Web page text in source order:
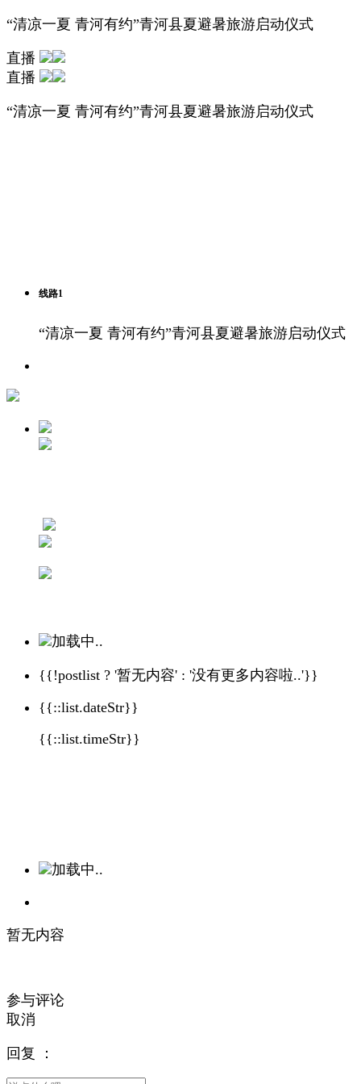
“清凉一夏 青河有约”青河县夏避暑旅游启动仪式
直播
直播
“清凉一夏 青河有约”青河县夏避暑旅游启动仪式
线路1
“清凉一夏 青河有约”青河县夏避暑旅游启动仪式
加载中..
{{!postlist ? '暂无内容' : '没有更多内容啦..'}}
{{::list.dateStr}}
{{::list.timeStr}}
加载中..
暂无内容
参与评论
取消
回复 ：